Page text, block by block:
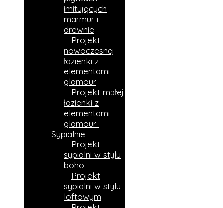
imitujących
marmur i
drewnie​
Projekt
nowoczesnej
łazienki z
elementami
glamour
Projekt małej
łazienki z
elementami
glamour
Sypialnie
Projekt
sypialni w stylu
boho
Projekt
sypialni w stylu
loftowym